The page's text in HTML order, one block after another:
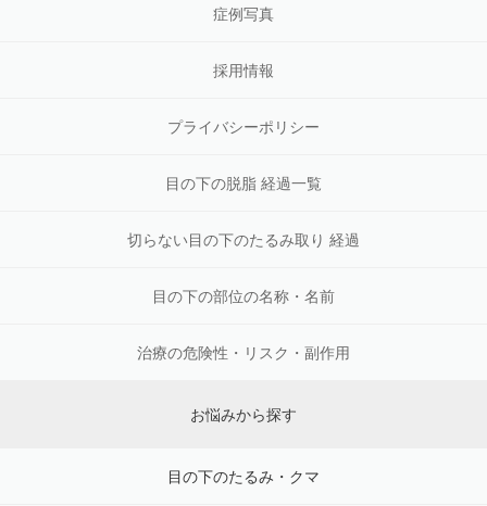
症例写真
採用情報
プライバシーポリシー
目の下の脱脂 経過一覧
切らない目の下のたるみ取り 経過
目の下の部位の名称・名前
治療の危険性・リスク・副作用
お悩みから探す
目の下のたるみ・クマ